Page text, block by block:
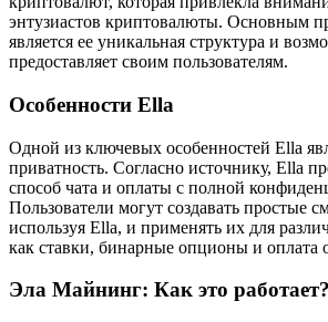
энтузиастов криптовалюты. Основным
является ее уникальная структура и
предоставляет своим пользователям.
Особенности Ella
Одной из ключевых особенностей Ella
приватность. Согласно источнику, Ella
способ чата и оплаты с полной
Пользователи могут создавать простые
используя Ella, и применять их для
как ставки, бинарные опционы и оплата
Эла Майнинг: Как это работает?